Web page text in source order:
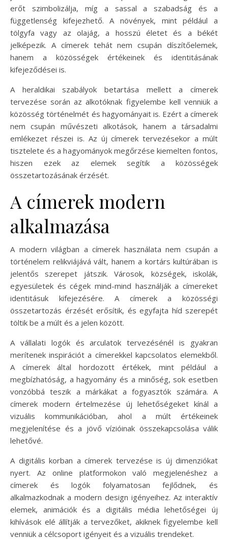
erőt szimbolizálja, míg a sassal a szabadság és a
függetlenség kifejezhető. A növények, mint például a
tölgyfa vagy az olajág, a hosszú életet és a békét
jelképezik. A címerek tehát nem csupán díszítőelemek,
hanem a közösségek értékeinek és identitásának
kifejeződései is.
A heraldikai szabályok betartása mellett a címerek
tervezése során az alkotóknak figyelembe kell venniük a
közösség történelmét és hagyományait is. Ezért a címerek
nem csupán művészeti alkotások, hanem a társadalmi
emlékezet részei is. Az új címerek tervezésekor a múlt
tisztelete és a hagyományok megőrzése kiemelten fontos,
hiszen ezek az elemek segítik a közösségek
összetartozásának érzését.
A címerek modern
alkalmazása
A modern világban a címerek használata nem csupán a
történelem relikviájává vált, hanem a kortárs kultúrában is
jelentős szerepet játszik. Városok, községek, iskolák,
egyesületek és cégek mind-mind használják a címereket
identitásuk kifejezésére. A címerek a közösségi
összetartozás érzését erősítik, és egyfajta híd szerepét
töltik be a múlt és a jelen között.
A vállalati logók és arculatok tervezésénél is gyakran
merítenek inspirációt a címerekkel kapcsolatos elemekből.
A címerek által hordozott értékek, mint például a
megbízhatóság, a hagyomány és a minőség, sok esetben
vonzóbbá teszik a márkákat a fogyasztók számára. A
címerek modern értelmezése új lehetőségeket kínál a
vizuális kommunikációban, ahol a múlt értékeinek
megjelenítése és a jövő vízióinak összekapcsolása válik
lehetővé.
A digitális korban a címerek tervezése is új dimenziókat
nyert. Az online platformokon való megjelenéshez a
címerek és logók folyamatosan fejlődnek, és
alkalmazkodnak a modern design igényeihez. Az interaktív
elemek, animációk és a digitális média lehetőségei új
kihívások elé állítják a tervezőket, akiknek figyelembe kell
venniük a célcsoport igényeit és a vizuális trendeket.